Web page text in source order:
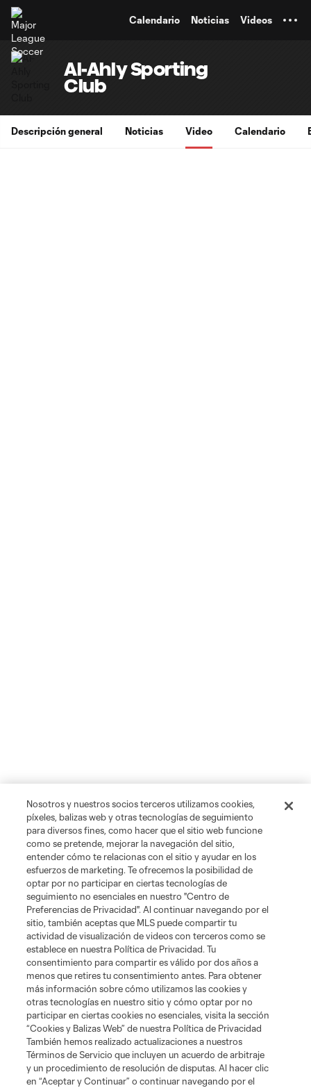
Calendario Noticias Videos
Al-Ahly Sporting
Club
Descripción general Noticias Video Calendario
Nosotros y nuestros socios terceros utilizamos cookies,
píxeles, balizas web y otras tecnologías de seguimiento
para diversos fines, como hacer que el sitio web funcione
como se pretende, mejorar la navegación del sitio,
entender cómo te relacionas con el sitio y ayudar en los
esfuerzos de marketing. Te ofrecemos la posibilidad de
optar por no participar en ciertas tecnologías de
seguimiento no esenciales en nuestro "Centro de
Preferencias de Privacidad". Al continuar navegando por el
sitio, también aceptas que MLS puede compartir tu
actividad de visualización de videos con terceros como se
establece en nuestra Política de Privacidad. Tu
consentimiento para compartir es válido por dos años a
menos que retires tu consentimiento antes. Para obtener
más información sobre cómo utilizamos las cookies y
otras tecnologías en nuestro sitio y cómo optar por no
participar en ciertas cookies no esenciales, visita la sección
“Cookies y Balizas Web” de nuestra Política de Privacidad
También hemos realizado actualizaciones a nuestros
Términos de Servicio que incluyen un acuerdo de arbitraje
y un procedimiento de resolución de disputas. Al hacer clic
en “Aceptar y Continuar” o continuar navegando por el